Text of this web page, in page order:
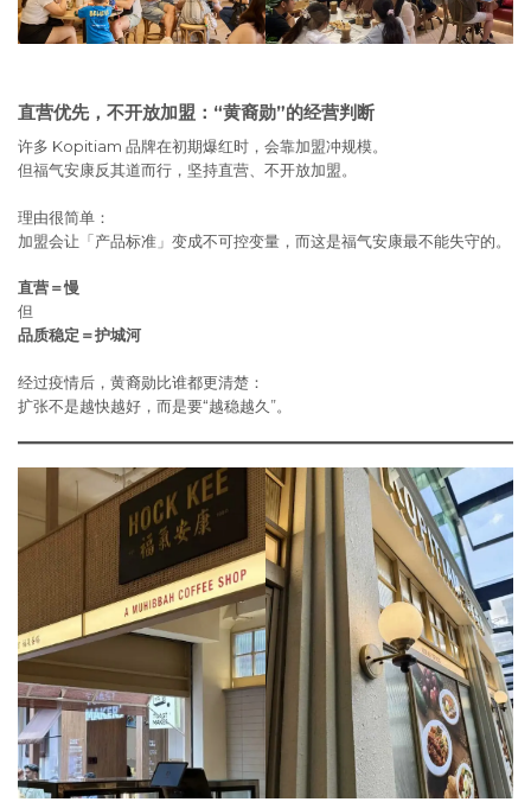
直营优先，不开放加盟： “黄裔勋”的经营判断
许多 Kopitiam 品牌在初期爆红时，会靠加盟冲规模。
但福气安康反其道而行，坚持直营、不开放加盟。
理由很简单：
加盟会让「产品标准」变成不可控变量，而这是福气安康最不能失守的。
直营＝慢
但
品质稳定＝护城河
经过疫情后，黄裔勋比谁都更清楚：
扩张不是越快越好，而是要“越稳越久”。